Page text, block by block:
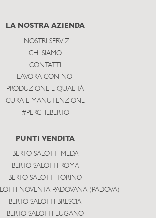
subscribe
LA NOSTRA AZIENDA
I NOSTRI SERVIZI
CHI SIAMO
CONTATTI
LAVORA CON NOI
PRODUZIONE E QUALITÀ
CURA E MANUTENZIONE
#PERCHEBERTO
PUNTI VENDITA
BERTO SALOTTI MEDA
BERTO SALOTTI ROMA
BERTO SALOTTI TORINO
NOVENTA PADOVANA (PADOVA)
BERTO SALOTTI BRESCIA
BERTO SALOTTI LUGANO